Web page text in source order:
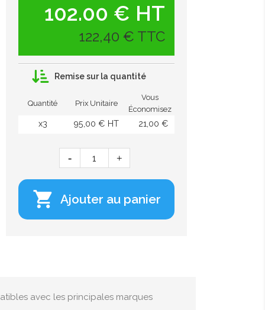
102.00 € HT
122,40 € TTC
Remise sur la quantité
Quantité Prix Unitaire
Vous
Économisez
x3 95,00 € HT 21,00 €
 Ajouter au panier
avec les principales marques